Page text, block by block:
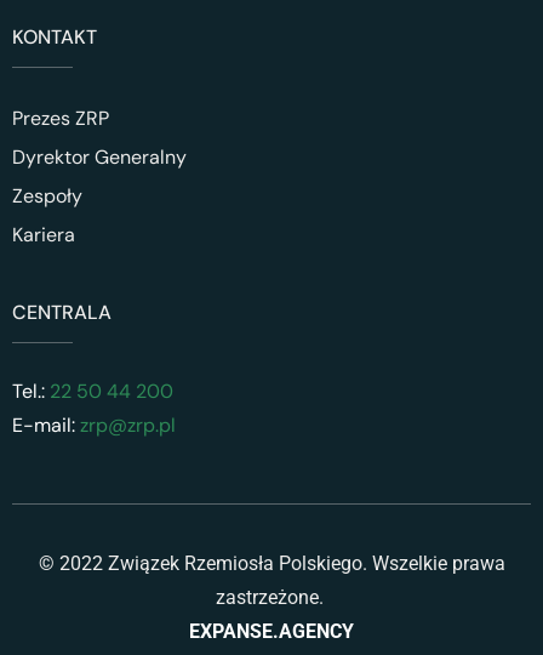
KONTAKT
Prezes ZRP
Dyrektor Generalny
Zespoły
Kariera
CENTRALA
Tel.: 22 50 44 200
E-mail:zrp@zrp.pl
© 2022 Związek Rzemiosła Polskiego. Wszelkie prawa
zastrzeżone.
EXPANSE.AGENCY